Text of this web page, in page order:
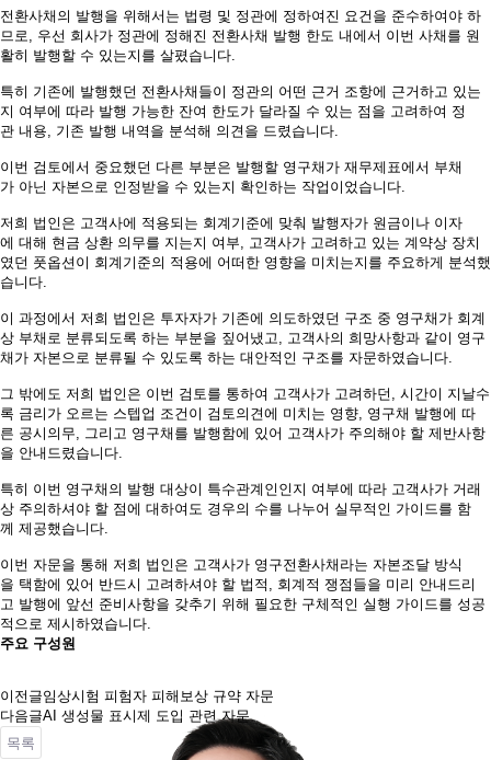
전환사채의 발행을 위해서는 법령 및 정관에 정하여진 요건을 준수하여야 하
므로, 우선 회사가 정관에 정해진 전환사채 발행 한도 내에서 이번 사채를 원
활히 발행할 수 있는지를 살폈습니다.
특히 기존에 발행했던 전환사채들이 정관의 어떤 근거 조항에 근거하고 있는
지 여부에 따라 발행 가능한 잔여 한도가 달라질 수 있는 점을 고려하여 정
관 내용, 기존 발행 내역을 분석해 의견을 드렸습니다.
이번 검토에서 중요했던 다른 부분은 발행할 영구채가 재무제표에서 부채
가 아닌 자본으로 인정받을 수 있는지 확인하는 작업이었습니다.
저희 법인은 고객사에 적용되는 회계기준에 맞춰 발행자가 원금이나 이자
에 대해 현금 상환 의무를 지는지 여부, 고객사가 고려하고 있는 계약상 장치
였던 풋옵션이 회계기준의 적용에 어떠한 영향을 미치는지를 주요하게 분석했
습니다.
이 과정에서 저희 법인은 투자자가 기존에 의도하였던 구조 중 영구채가 회계
상 부채로 분류되도록 하는 부분을 짚어냈고, 고객사의 희망사항과 같이 영구
채가 자본으로 분류될 수 있도록 하는 대안적인 구조를 자문하였습니다.
그 밖에도 저희 법인은 이번 검토를 통하여 고객사가 고려하던, 시간이 지날수
록 금리가 오르는 스텝업 조건이 검토의견에 미치는 영향, 영구채 발행에 따
른 공시의무, 그리고 영구채를 발행함에 있어 고객사가 주의해야 할 제반사항
을 안내드렸습니다.
특히 이번 영구채의 발행 대상이 특수관계인인지 여부에 따라 고객사가 거래
상 주의하셔야 할 점에 대하여도 경우의 수를 나누어 실무적인 가이드를 함
께 제공했습니다.
이번 자문을 통해 저희 법인은 고객사가 영구전환사채라는 자본조달 방식
을 택함에 있어 반드시 고려하셔야 할 법적, 회계적 쟁점들을 미리 안내드리
고 발행에 앞선 준비사항을 갖추기 위해 필요한 구체적인 실행 가이드를 성공
적으로 제시하였습니다.
주요 구성원
이전글임상시험 피험자 피해보상 규약 자문
다음글AI 생성물 표시제 도입 관련 자문
목록